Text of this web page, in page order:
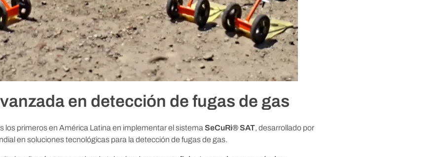
en detección de fugas de gas
los primeros en América Latina en implementar el sistema SeCuRi® SAT, desarrollado por
en soluciones tecnológicas para la detección de fugas de gas.